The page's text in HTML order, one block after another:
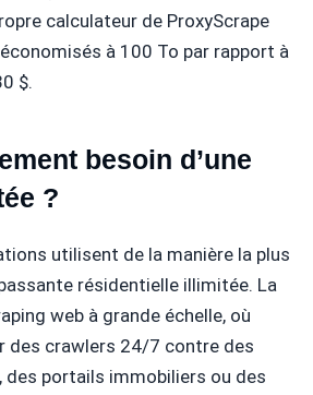
calculateur de ProxyScrape
à 100 To par rapport à
$.
besoin d’une
?
utilisent de la manière la plus
résidentielle illimitée. La
web à grande échelle, où
des crawlers 24/7 contre des
portails immobiliers ou des